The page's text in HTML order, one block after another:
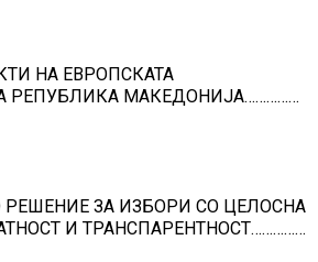
НА ЕВРОПСКАТА
РЕПУБЛИКА МАКЕДОНИЈА……………
ЗА ИЗБОРИ СО ЦЕЛОСНА
И ТРАНСПАРЕНТНОСТ……………